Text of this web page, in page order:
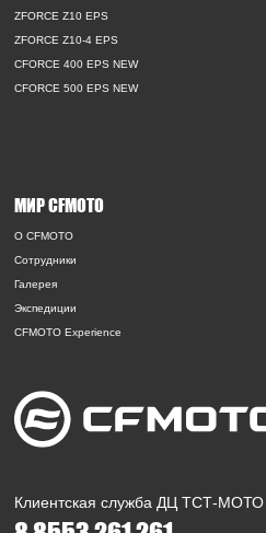
Клиентская служба ДЦ ТСТ-МОТО
ZFORCE Z10 EPS
ZFORCE Z10-4 EPS
CFORCE 400 EPS NEW
CFORCE 500 EPS NEW
МИР CFMOTO
O CFMOTO
Сотрудники
Галерея
Экспедиции
CFMOTO Experience